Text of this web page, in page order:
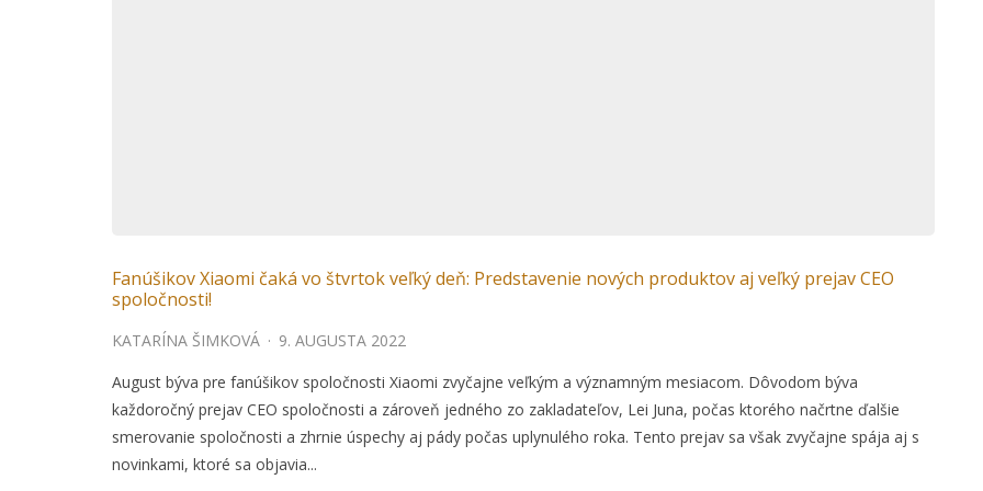
Fanúšikov Xiaomi čaká vo štvrtok veľký deň: Predstavenie nových produktov aj veľký prejav CEO
spoločnosti!
KATARÍNA ŠIMKOVÁ · 9. AUGUSTA 2022
August býva pre fanúšikov spoločnosti Xiaomi zvyčajne veľkým a významným mesiacom. Dôvodom býva
každoročný prejav CEO spoločnosti a zároveň jedného zo zakladateľov, Lei Juna, počas ktorého načrtne ďalšie
smerovanie spoločnosti a zhrnie úspechy aj pády počas uplynulého roka. Tento prejav sa však zvyčajne spája aj s
novinkami, ktoré sa objavia...